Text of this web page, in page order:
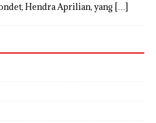
Hendra Aprilian, yang […]